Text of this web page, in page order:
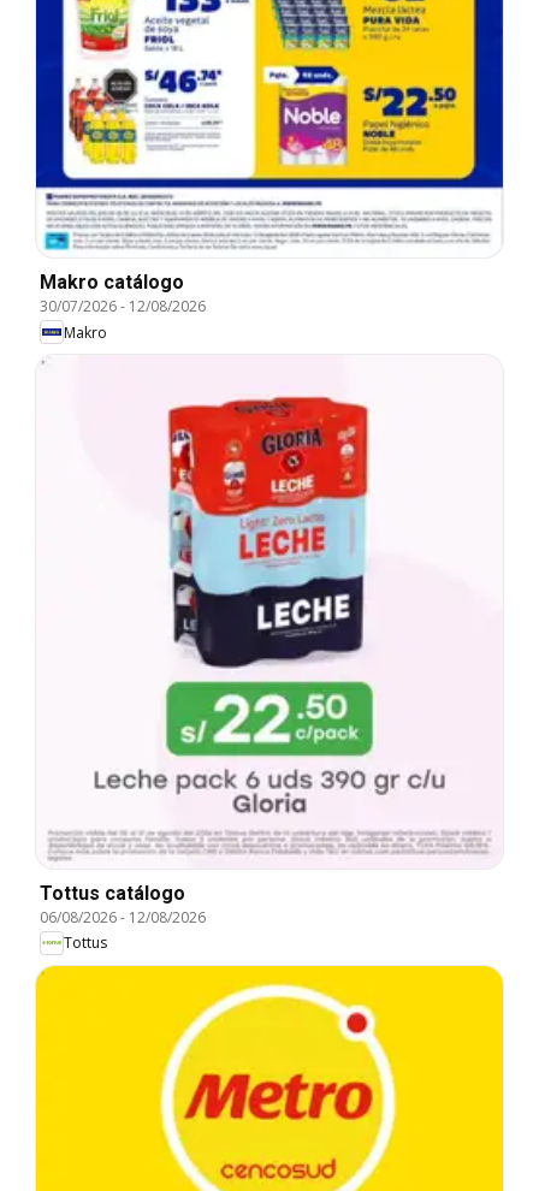
Makro catálogo
30/07/2026- 12/08/2026
Makro
Tottus catálogo
06/08/2026- 12/08/2026
Tottus